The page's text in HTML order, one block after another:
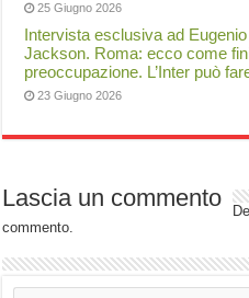
25 Giugno 2026
Intervista esclusiva ad
Jackson. Roma: ecco come
preoccupazione. L’Inter può
23 Giugno 2026
Lascia un commento
commento.